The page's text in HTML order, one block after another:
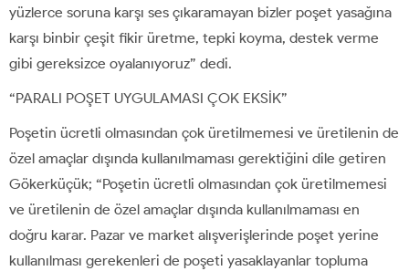
yüzlerce soruna karşı ses çıkaramayan bizler poşet yasağına
karşı binbir çeşit fikir üretme, tepki koyma, destek verme
gibi gereksizce oyalanıyoruz” dedi.
“PARALI POŞET UYGULAMASI ÇOK EKSİK”
Poşetin ücretli olmasından çok üretilmemesi ve üretilenin de
özel amaçlar dışında kullanılmaması gerektiğini dile getiren
Gökerküçük; “Poşetin ücretli olmasından çok üretilmemesi
ve üretilenin de özel amaçlar dışında kullanılmaması en
doğru karar. Pazar ve market alışverişlerinde poşet yerine
kullanılması gerekenleri de poşeti yasaklayanlar topluma